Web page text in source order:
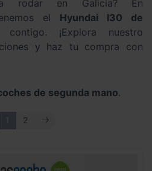
rodar en Galicia? En
el Hyundai I30 de
¡Explora nuestro
y haz tu compra con
de segunda mano.
2 SIGUIENTE